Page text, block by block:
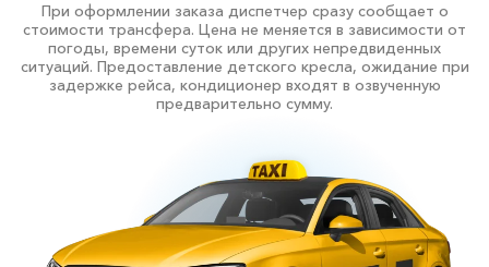
При оформлении заказа диспетчер сразу сообщает о
стоимости трансфера. Цена не меняется в зависимости от
погоды, времени суток или других непредвиденных
ситуаций. Предоставление детского кресла, ожидание при
задержке рейса, кондиционер входят в озвученную
предварительно сумму.